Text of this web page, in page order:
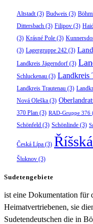
Altstadt(3) Budweis (3)
Dittersbach (3) Filipov (3)
(3) Krásné Pole (3)
(3) Lagergruppe 242 (3)
Landkreis Jägerndorf (3)
Schluckenau (3) Landkreis
Landkreis Trautenau (3)
Nová Oleška (3)
370 Plan (3) RAD-Gruppe 376
Schönfeld (3) Schönlinde (3)
Česká Lípa (3)
Šluknov (3)
Sudetengebiete
ist eine Dokumentation für
Heimatvertriebenen, sie
Sudetendeutschen die in